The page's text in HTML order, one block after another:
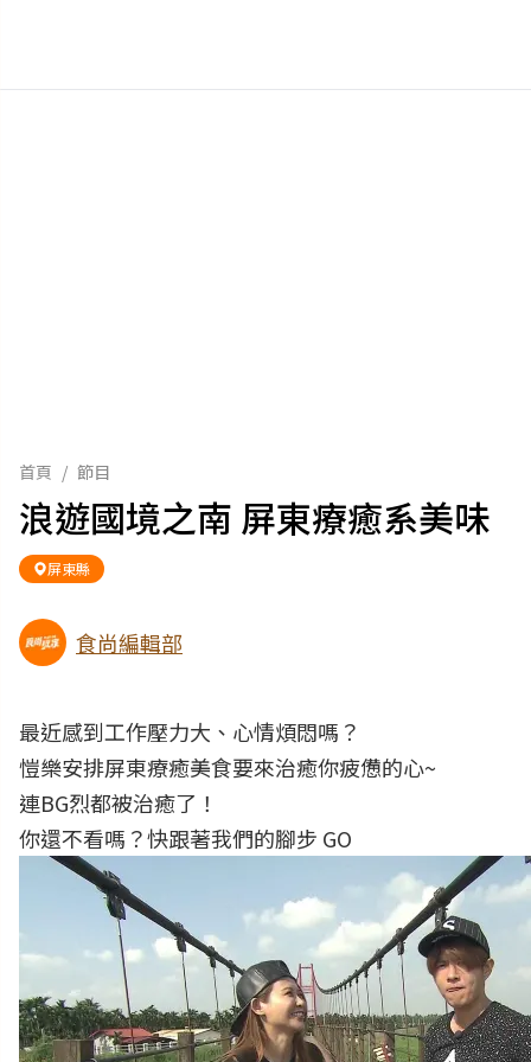
首頁 / 節目
浪遊國境之南 屏東療癒系美味
屏東縣
食尚編輯部
最近感到工作壓力大、心情煩悶嗎？
愷樂安排屏東療癒美食要來治癒你疲憊的心~
連BG烈都被治癒了！
你還不看嗎？快跟著我們的腳步 GO